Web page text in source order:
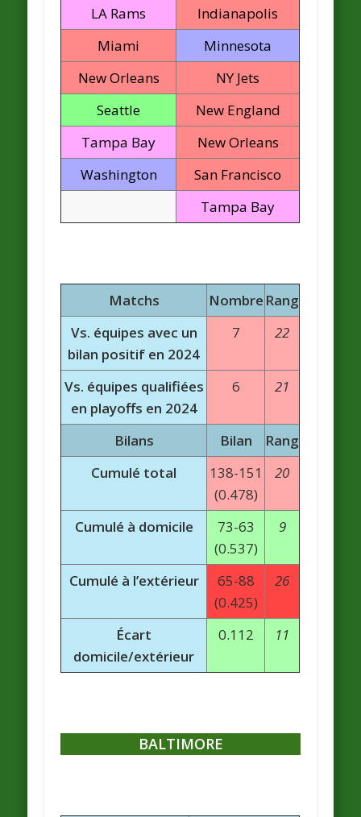
LA Rams
Indianapolis
Miami
Minnesota
New Orleans
NY Jets
Seattle
New England
Tampa Bay
New Orleans
Washington
San Francisco
Tampa Bay
Matchs Nombre Rang
Vs. équipes avec un
bilan positif en 2024
7 22
Vs. équipes qualifiées
en playoffs en 2024
6 21
Bilans Bilan
Rang
Cumulé total
138-151
(0.478)
20
Cumulé à domicile
73-63
(0.537)
9
Cumulé à l’extérieur
65-88
(0.425)
26
Écart
domicile/extérieur
0.112 11
BALTIMORE